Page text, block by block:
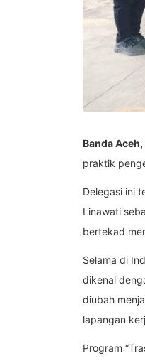
Banda Aceh,
praktik
Delegasi ini
Linawati
bertekad
Selama di
dikenal
diubah
lapangan
Program